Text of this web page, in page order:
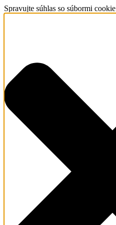
Spravujte súhlas so súbormi cookie